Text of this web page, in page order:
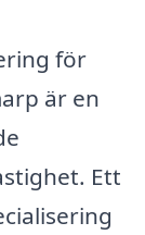
för
är en
Ett